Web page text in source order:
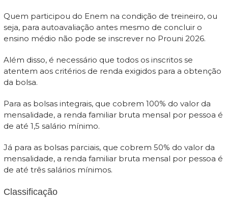
Quem participou do Enem na condição de treineiro, ou
seja, para autoavaliação antes mesmo de concluir o
ensino médio não pode se inscrever no Prouni 2026.
Além disso, é necessário que todos os inscritos se
atentem aos critérios de renda exigidos para a obtenção
da bolsa.
Para as bolsas integrais, que cobrem 100% do valor da
mensalidade, a renda familiar bruta mensal por pessoa é
de até 1,5 salário mínimo.
Já para as bolsas parciais, que cobrem 50% do valor da
mensalidade, a renda familiar bruta mensal por pessoa é
de até três salários mínimos.
Classificação